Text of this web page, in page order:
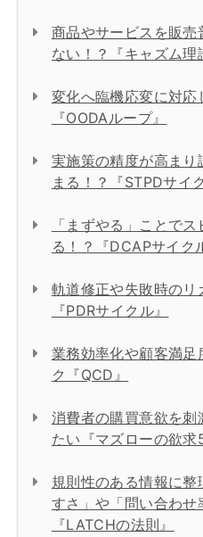
商品やサービスを販
ない！？『キャズム理
変化へ臨機応変に対応
『OODAループ』
実施策の精度が高ま
まる！？『STPDサイ
「まずやる」ことで
る！？『DCAPサイク
軌道修正や失敗時のリ
『PDRサイクル』
業務効率化や顧客満
ク『QCD』
消費者の購買意欲を刺
たい『マズローの欲求
規則性のある情報に
すさ」や「問い合わせ
『LATCHの法則』